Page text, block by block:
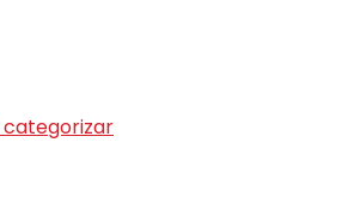
categorizar